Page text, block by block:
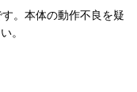
。本体の動作不良を疑
。